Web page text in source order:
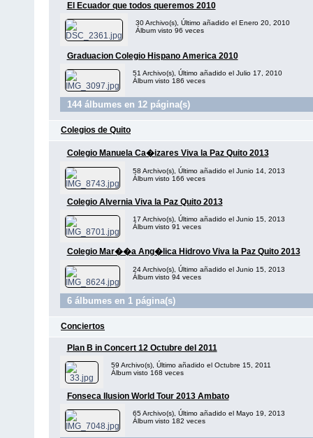
El Ecuador que todos queremos 2010
30 Archivo(s), Último añadido el Enero 20, 2010
Álbum visto 96 veces
Graduacion Colegio Hispano America 2010
51 Archivo(s), Último añadido el Julio 17, 2010
Álbum visto 186 veces
144 álbumes en 12 página(s)
Colegios de Quito
Colegio Manuela Ca�izares Viva la Paz Quito 2013
58 Archivo(s), Último añadido el Junio 14, 2013
Álbum visto 166 veces
Colegio Alvernia Viva la Paz Quito 2013
17 Archivo(s), Último añadido el Junio 15, 2013
Álbum visto 91 veces
Colegio Mar��a Ang�lica Hidrovo Viva la Paz Quito 2013
24 Archivo(s), Último añadido el Junio 15, 2013
Álbum visto 94 veces
6 álbumes en 1 página(s)
Conciertos
Plan B in Concert 12 Octubre del 2011
59 Archivo(s), Último añadido el Octubre 15, 2011
Álbum visto 168 veces
Fonseca Ilusion World Tour 2013 Ambato
65 Archivo(s), Último añadido el Mayo 19, 2013
Álbum visto 182 veces